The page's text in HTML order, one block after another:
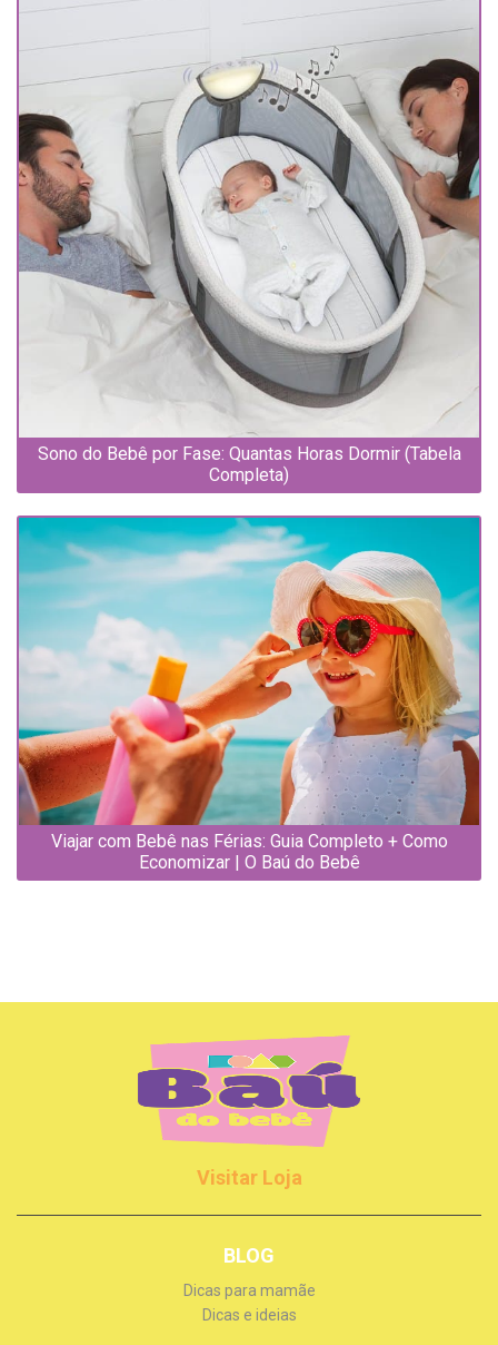
Sono do Bebê por Fase: Quantas Horas Dormir (Tabela
Completa)
Viajar com Bebê nas Férias: Guia Completo + Como
Economizar | O Baú do Bebê
Visitar Loja
BLOG
Dicas para mamãe
Dicas e ideias